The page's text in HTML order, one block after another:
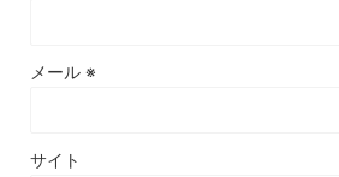
メール ※
サイト